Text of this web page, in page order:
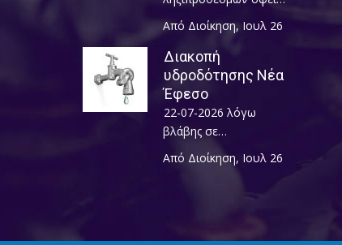
Από Διοίκηση, Ιουλ 26
Διακοπή
υδροδότησης Νέα
Έφεσο
22-07-2026 λόγω
βλάβης σε…
Από Διοίκηση, Ιουλ 26